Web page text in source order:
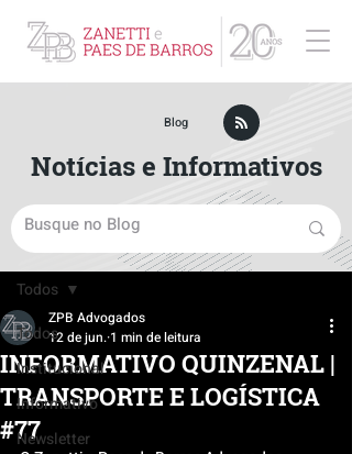
Post
Todos
Institucional
Informativo
Newsletter
Todos
INFORMATIVO QUINZENAL |
TRANSPORTE E LOGÍSTICA
#77
ZPB Advogados
12 de jun. 1 min de leitura
Blog
Notícias e Informativos